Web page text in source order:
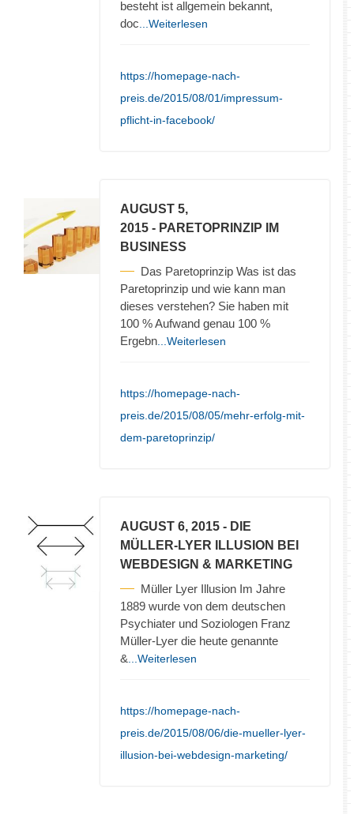
besteht ist allgemein bekannt,
doc ...Weiterlesen
https://homepage-nach-
preis.de/2015/08/01/impressum-
pflicht-in-facebook/
AUGUST 5,
2015 - PARETOPRINZIP IM
BUSINESS
Das Paretoprinzip Was ist das
Paretoprinzip und wie kann man
dieses verstehen? Sie haben mit
100 % Aufwand genau 100 %
Ergebn ...Weiterlesen
https://homepage-nach-
preis.de/2015/08/05/mehr-erfolg-mit-
dem-paretoprinzip/
AUGUST 6, 2015 - DIE
MÜLLER-LYER ILLUSION BEI
WEBDESIGN & MARKETING
Müller Lyer Illusion Im Jahre
1889 wurde von dem deutschen
Psychiater und Soziologen Franz
Müller-Lyer die heute genannte
& ...Weiterlesen
https://homepage-nach-
preis.de/2015/08/06/die-mueller-lyer-
illusion-bei-webdesign-marketing/